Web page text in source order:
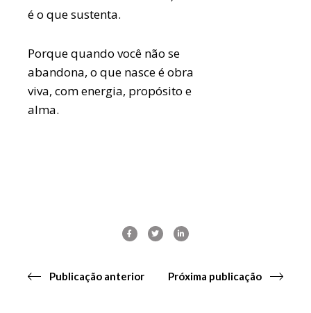
é o que sustenta.
Porque quando você não se
abandona, o que nasce é obra
viva, com energia, propósito e
alma.
Publicação anterior Próxima publicação